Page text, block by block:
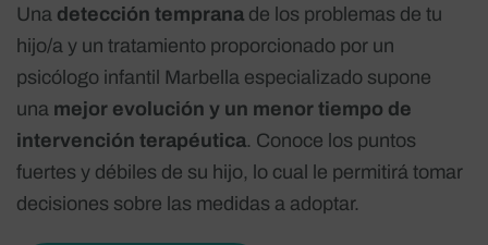
Una detección temprana de los problemas de tu
hijo/a y un tratamiento proporcionado por un
psicólogo infantil Marbella especializado supone
una mejor evolución y un menor tiempo de
intervención terapéutica. Conoce los puntos
fuertes y débiles de su hijo, lo cual le permitirá tomar
decisiones sobre las medidas a adoptar.